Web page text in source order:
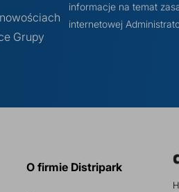
Grupy
informacje na temat
internetowej
O firmie Distripark